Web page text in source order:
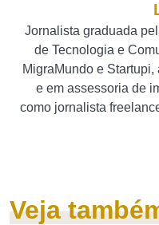
Jornalista graduada
de Tecnologia e
MigraMundo e
e em assessoria de
como jornalista
Veja